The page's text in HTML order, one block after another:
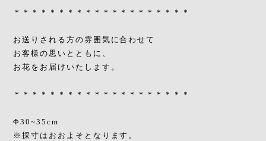
＊＊＊＊＊＊＊＊＊＊＊＊＊＊＊＊＊＊＊＊
お送りされる方の雰囲気に合わせて
お客様の思いとともに、
お花をお届けいたします。
＊＊＊＊＊＊＊＊＊＊＊＊＊＊＊＊＊＊＊＊
Φ30~35cm
※採寸はおおよそとなります。